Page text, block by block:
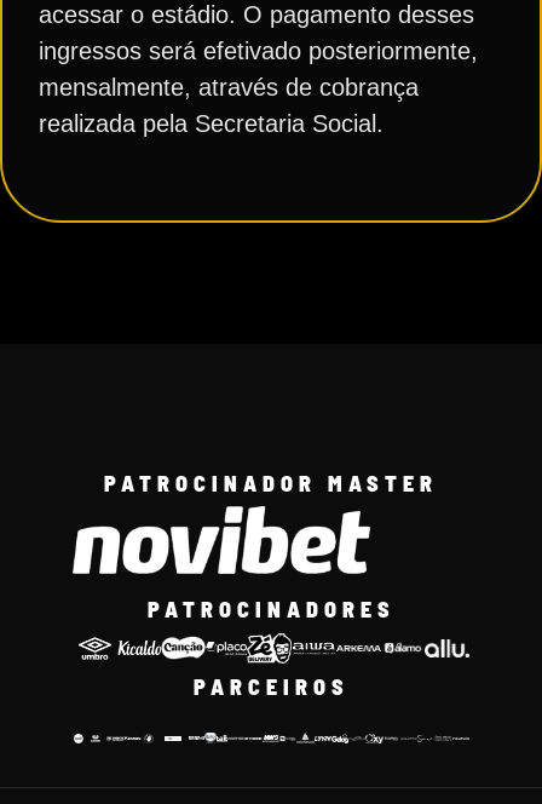
acessar o estádio. O pagamento desses
ingressos será efetivado posteriormente,
mensalmente, através de cobrança
realizada pela Secretaria Social.
PATROCINADOR MASTER
PATROCINADORES
PARCEIROS